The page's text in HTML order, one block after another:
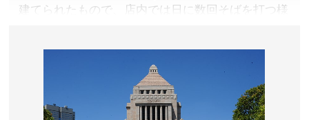
建てられたもので、店内では日に数回そばを打つ様
営業時間／月～金 11:00～20:30(L.O.20:00)、土・祝
11:00～19:30(L.O.19:00)
定休日／日曜日